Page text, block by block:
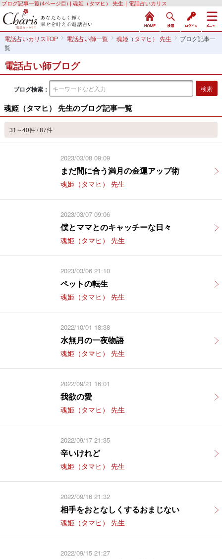
ブログ記事一覧(4ページ目) | 魂姫（タマヒ） 先生｜電話占いカリス
電話占いカリスTOP 電話占い師一覧 魂姫（タマヒ） 先生
ブログ記事一
覧
電話占い師ブログ
ブログ検索：
魂姫（タマヒ） 先生のブログ記事一覧
31～40件 / 87件
2023/03/08 09:09
まだ間に合う満月の金運アップ術
魂姫（タマヒ） 先生
2023/03/07 09:06
僕とママとのキャッチーな日々
魂姫（タマヒ） 先生
2023/03/06 21:10
ペットの転生
魂姫（タマヒ） 先生
2022/10/01 18:38
水無月の一夜物語
魂姫（タマヒ） 先生
2022/09/21 16:01
我欲の愛
魂姫（タマヒ） 先生
2022/09/17 21:35
辛いけれど
魂姫（タマヒ） 先生
2022/09/16 21:32
相手をおとなしくするおまじない
魂姫（タマヒ） 先生
2022/09/15 21:27